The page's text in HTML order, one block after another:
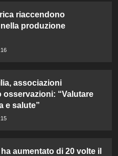
riaccendono
nella produzione
associazioni
“Valutare
e salute”
aumentato di 20 volte il